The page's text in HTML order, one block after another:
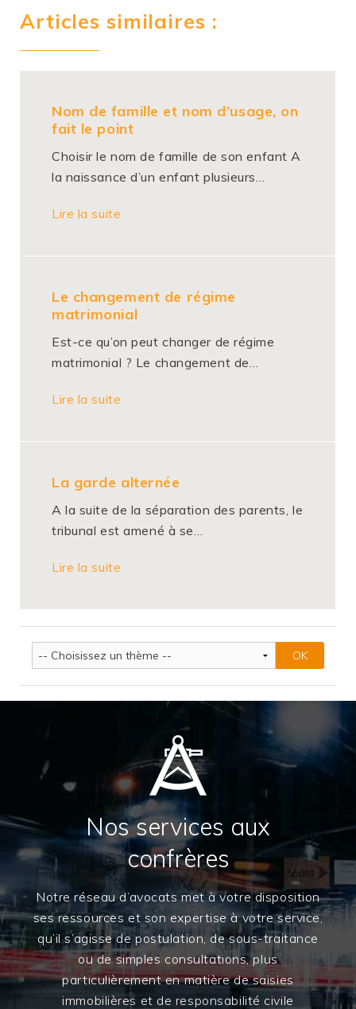
Articles similaires :
Nom de famille et nom d’usage, on
fait le point
Choisir le nom de famille de son enfant A
la naissance d’un enfant plusieurs…
Lire la suite
Le changement de régime
matrimonial
Est-ce qu’on peut changer de régime
matrimonial ? Le changement de…
Lire la suite
La garde alternée
A la suite de la séparation des parents, le
tribunal est amené à se…
Lire la suite
Nos services aux
confrères
Notre réseau d’avocats met à votre disposition
ses ressources et son expertise à votre service,
qu’il s’agisse de postulation, de sous-traitance
ou de simples consultations, plus
particulièrement en matière de saisies
immobilières et de responsabilité civile